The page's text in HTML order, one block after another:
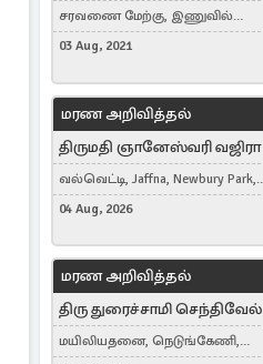
சரவணை மேற்கு, இணுவில்
கிழக்கு
03 Aug, 2021
மரண அறிவித்தல்
திருமதி ஞானேஸ்வரி வஜிரா
வல்வெட்டி, Jaffna, Newbury Park,
United Kingdom
04 Aug, 2026
மரண அறிவித்தல்
திரு துரைச்சாமி செந்திவேல்
மயிலியதனை, நெடுங்கேணி,